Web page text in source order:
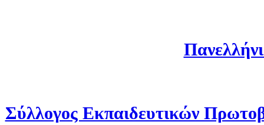
Σύλλογος Εκπαιδευτικών